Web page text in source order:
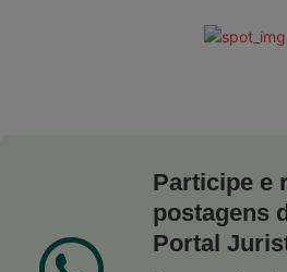
Participe e
postagens
Portal